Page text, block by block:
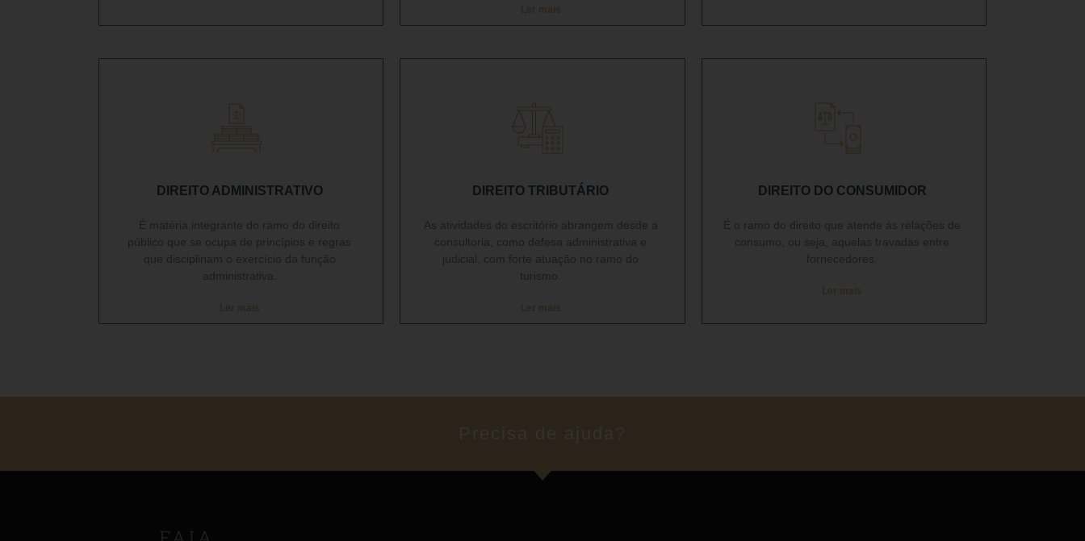
Ler mais
DIREITO ADMINISTRATIVO​
É matéria integrante do ramo do direito
público que se ocupa de princípios e regras
que disciplinam o exercício da função
administrativa.
Ler mais
DIREITO TRIBUTÁRIO​
As atividades do escritório abrangem desde a
consultoria, como defesa administrativa e
judicial, com forte atuação no ramo do
turismo.
Ler mais
DIREITO DO CONSUMIDOR​
É o ramo do direito que atende às relações de
consumo, ou seja, aquelas travadas entre
fornecedores.
Ler mais
Precisa de ajuda?